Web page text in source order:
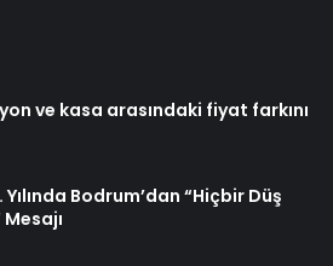
ve kasa arasındaki fiyat farkını
Yılında Bodrum’dan “Hiçbir Düş